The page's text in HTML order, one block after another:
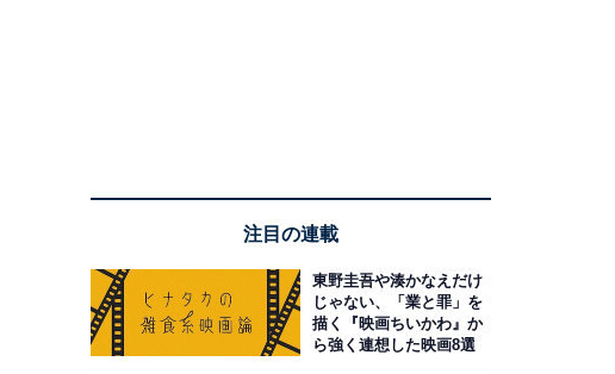
注目の連載
東野圭吾や湊かなえだけ
じゃない、「業と罪」を
描く『映画ちいかわ』か
ら強く連想した映画8選